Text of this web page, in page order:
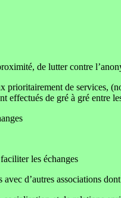
de lutter contre
de services,
de gré à gré entre
les échanges
d’autres associations